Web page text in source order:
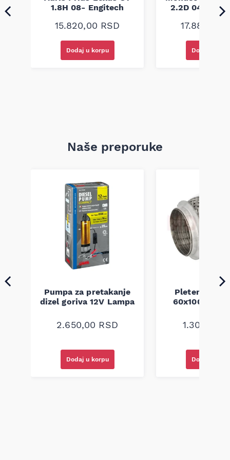
1.8H 08- Engitech
15.820,00 RSD
Dodaj u korpu
2.2D 04-09
17.880,00
Dodaj u
Naše preporuke
Pumpa za pretakanje
dizel goriva 12V Lampa
2.650,00 RSD
Dodaj u korpu
Pletenica
60x100
1.300,00
Dodaj u